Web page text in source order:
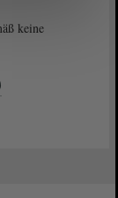
keine